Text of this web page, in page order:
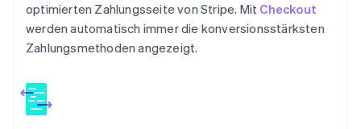
optimierten Zahlungsseite von Stripe. Mit Checkout
werden automatisch immer die konversionsstärksten
Zahlungsmethoden angezeigt.